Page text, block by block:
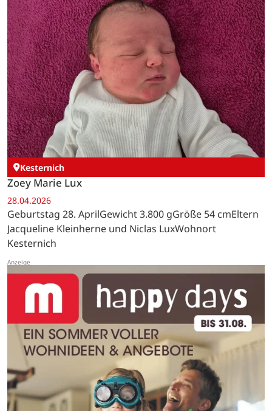
Kesternich
Zoey Marie Lux
28.04.2026
Geburtstag 28. AprilGewicht 3.800 gGröße 54 cmEltern
Jacqueline Kleinherne und Niclas LuxWohnort
Kesternich